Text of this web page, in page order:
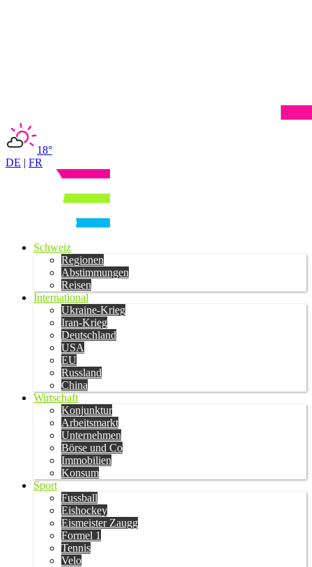
18°
DE | FR
Schweiz
Regionen
Abstimmungen
Reisen
International
Ukraine-Krieg
Iran-Krieg
Deutschland
USA
EU
Russland
China
Wirtschaft
Konjunktur
Arbeitsmarkt
Unternehmen
Börse und Co
Immobilien
Konsum
Sport
Fussball
Eishockey
Eismeister Zaugg
Formel 1
Tennis
Velo